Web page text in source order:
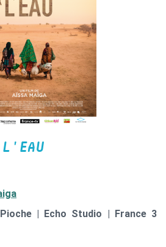
L'EAU
| Echo Studio | France 3